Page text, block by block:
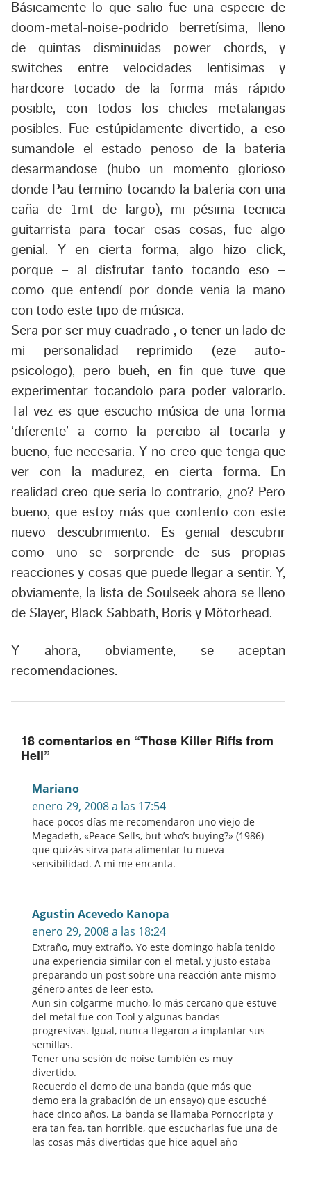
Básicamente lo que salio fue una especie de
doom-metal-noise-podrido berretísima, lleno
de quintas disminuidas power chords, y
switches entre velocidades lentisimas y
hardcore tocado de la forma más rápido
posible, con todos los chicles metalangas
posibles. Fue estúpidamente divertido, a eso
sumandole el estado penoso de la bateria
desarmandose (hubo un momento glorioso
donde Pau termino tocando la bateria con una
caña de 1mt de largo), mi pésima tecnica
guitarrista para tocar esas cosas, fue algo
genial. Y en cierta forma, algo hizo click,
porque – al disfrutar tanto tocando eso –
como que entendí por donde venia la mano
con todo este tipo de música.
Sera por ser muy cuadrado , o tener un lado de
mi personalidad reprimido (eze auto-
psicologo), pero bueh, en fin que tuve que
experimentar tocandolo para poder valorarlo.
Tal vez es que escucho música de una forma
‘diferente’ a como la percibo al tocarla y
bueno, fue necesaria. Y no creo que tenga que
ver con la madurez, en cierta forma. En
realidad creo que seria lo contrario, ¿no? Pero
bueno, que estoy más que contento con este
nuevo descubrimiento. Es genial descubrir
como uno se sorprende de sus propias
reacciones y cosas que puede llegar a sentir. Y,
obviamente, la lista de Soulseek ahora se lleno
de Slayer, Black Sabbath, Boris y Mötorhead.
Y ahora, obviamente, se aceptan
recomendaciones.
18 comentarios en “Those Killer Riffs from
Hell”
Mariano
enero 29, 2008 a las 17:54
hace pocos días me recomendaron uno viejo de
Megadeth, «Peace Sells, but who’s buying?» (1986)
que quizás sirva para alimentar tu nueva
sensibilidad. A mi me encanta.
Agustin Acevedo Kanopa
enero 29, 2008 a las 18:24
Extraño, muy extraño. Yo este domingo había tenido
una experiencia similar con el metal, y justo estaba
preparando un post sobre una reacción ante mismo
género antes de leer esto.
Aun sin colgarme mucho, lo más cercano que estuve
del metal fue con Tool y algunas bandas
progresivas. Igual, nunca llegaron a implantar sus
semillas.
Tener una sesión de noise también es muy
divertido.
Recuerdo el demo de una banda (que más que
demo era la grabación de un ensayo) que escuché
hace cinco años. La banda se llamaba Pornocripta y
era tan fea, tan horrible, que escucharlas fue una de
las cosas más divertidas que hice aquel año